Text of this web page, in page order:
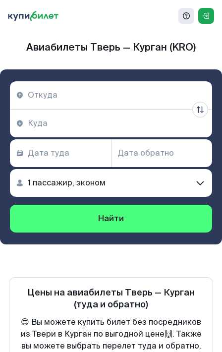
Авиабилеты Тверь — Курган (KRO)
Найти
Цены на авиабилеты Тверь — Курган
(туда и обратно)
😍 Вы можете купить билет без посредников
из Твери в Курган по выгодной цене🙌. Также
вы можете выбрать перелет туда и обратно,